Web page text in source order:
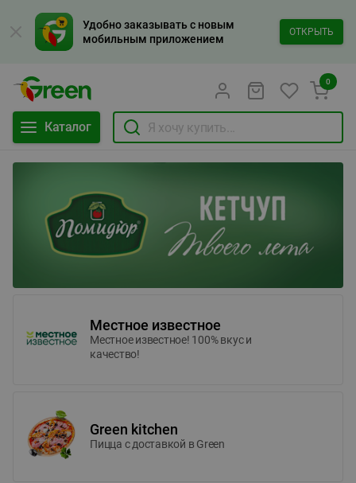
Удобно заказывать с новым
мобильным приложением
ОТКРЫТЬ
Каталог
0
Местное известное
Местное известное! 100% вкус и
качество!
Green kitchen
Пицца c доставкой в Green